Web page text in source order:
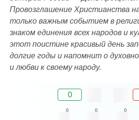
Провозглашение Христианства
только важным событием в
знаком единения всех народов и
этот поистине красивый день
долгие годы и напомнит о
и любви к своему народу.
0
0 0 0